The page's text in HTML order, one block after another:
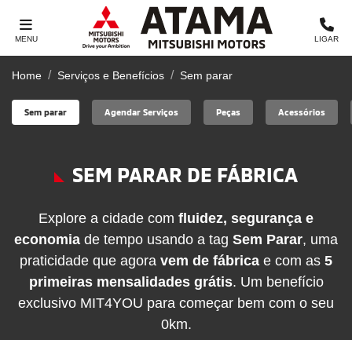
MENU LIGAR
Home Serviços e Benefícios Sem parar
Agendar Serviços Peças Acessórios
Sem parar
SEM PARAR DE FÁBRICA
Explore a cidade com fluidez, segurança e
economia de tempo usando a tag Sem Parar, uma
praticidade que agora vem de fábrica e com as 5
primeiras mensalidades grátis. Um benefício
exclusivo MIT4YOU para começar bem com o seu
0km.